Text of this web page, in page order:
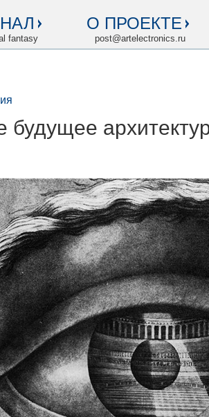
fantasy
О ПРОЕКТЕ
post@artelectronics.ru
будущее